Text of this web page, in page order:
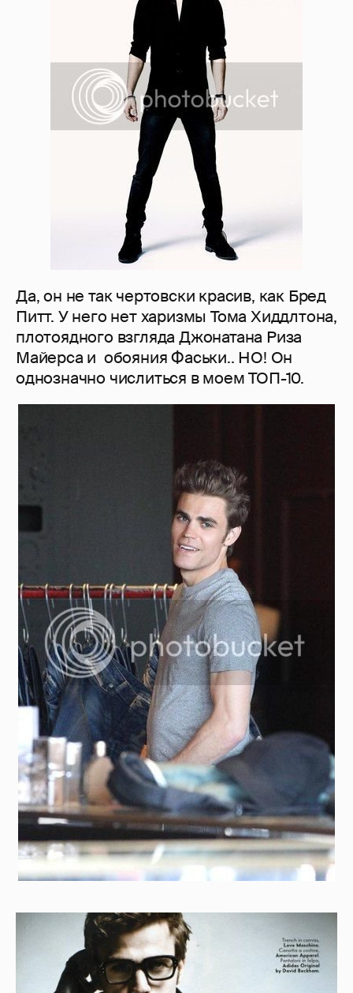
Да, он не так чертовски красив, как Бред
Питт. У него нет харизмы Тома Хиддлтона,
плотоядного взгляда Джонатана Риза
Майерса и обояния Фаськи.. НО! Он
однозначно числиться в моем ТОП-10.